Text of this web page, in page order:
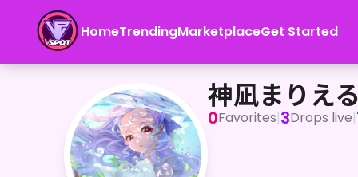
HomeTrendingMarketplaceGet Started
神凪まりえる
神凪まりえる
0Favorites|3Drops live|